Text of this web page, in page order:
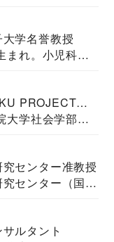
学名誉教授
まれ。小児科
PROJECT
・社会福祉士
大学社会学部福
センター准教授
センター（国際
ルタント